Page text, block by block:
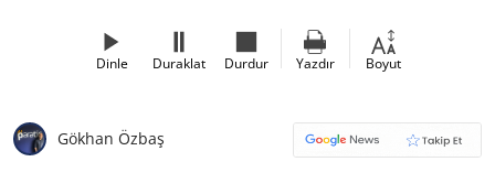
Dinle Duraklat Durdur Yazdır Boyut
Gökhan Özbaş